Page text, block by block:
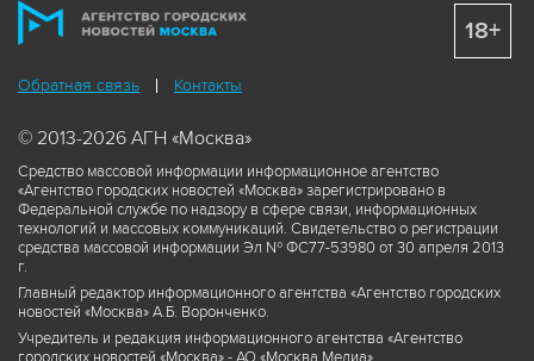
Обратная связь Контакты
© 2013-2026 АГН «Москва»
Средство массовой информации информационное агентство
«Агентство городских новостей «Москва» зарегистрировано в
Федеральной службе по надзору в сфере связи, информационных
технологий и массовых коммуникаций. Свидетельство о регистрации
средства массовой информации Эл № ФС77-53980 от 30 апреля 2013
г.
Главный редактор информационного агентства «Агентство городских
новостей «Москва» А.Б. Воронченко.
Учредитель и редакция информационного агентства «Агентство
18+